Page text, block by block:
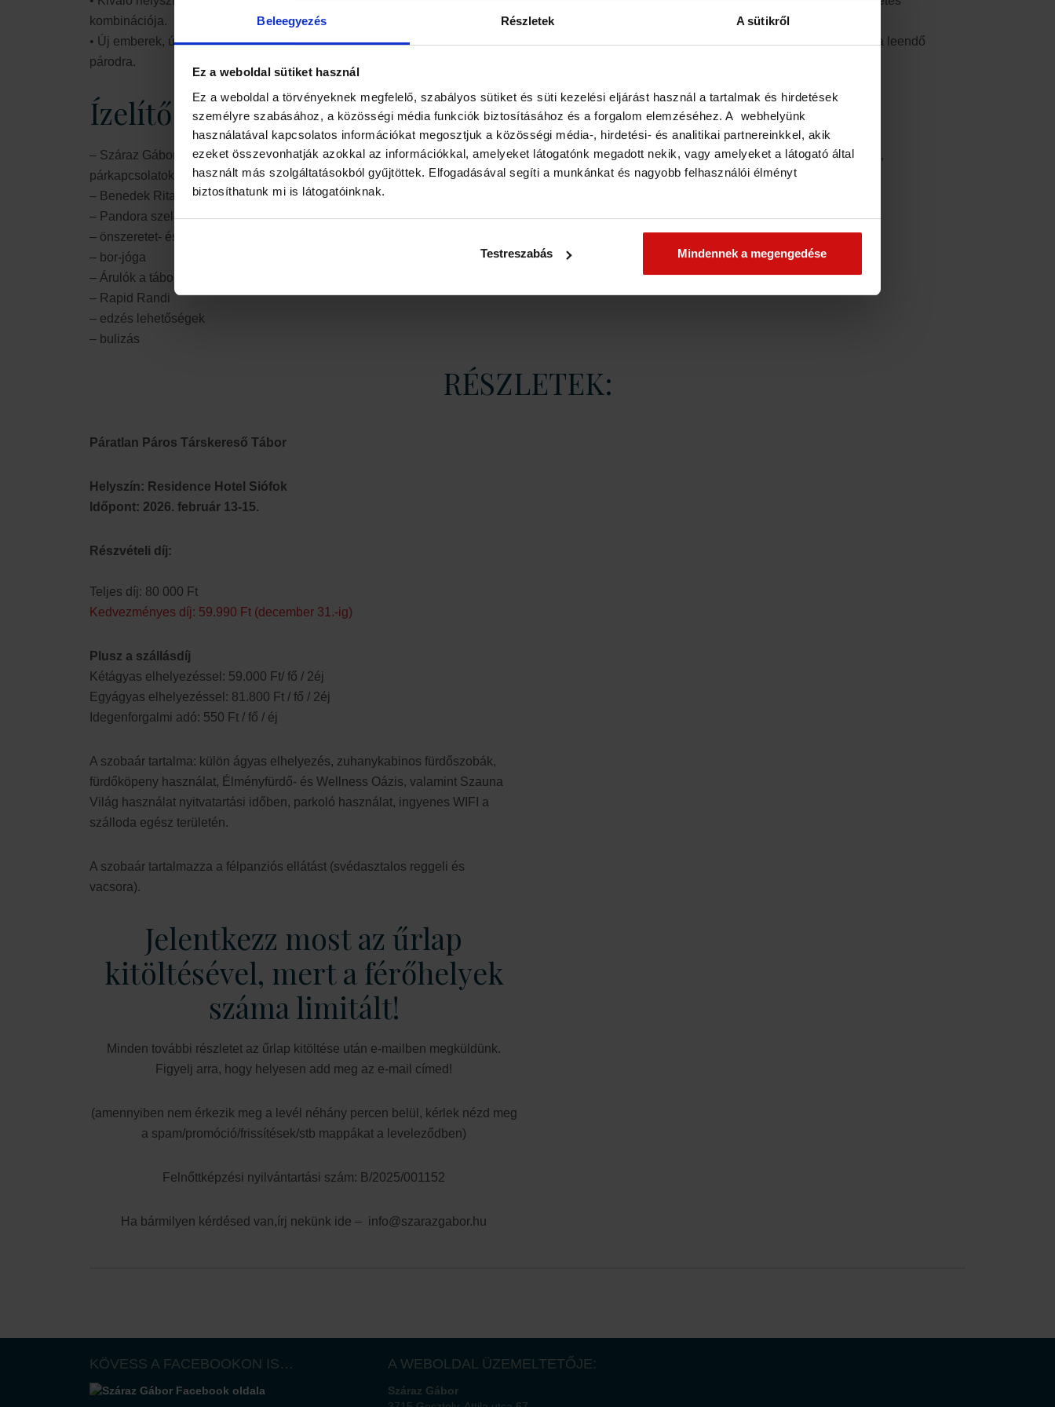
Beleegyezés Részletek A sütikről
Ez a weboldal sütiket használ
Ez a weboldal a törvényeknek megfelelő, szabályos sütiket és süti kezelési eljárást használ a tartalmak és hirdetések
személyre szabásához, a közösségi média funkciók biztosításához és a forgalom elemzéséhez. A webhelyünk
használatával kapcsolatos információkat megosztjuk a közösségi média-, hirdetési- és analitikai partnereinkkel, akik
ezeket összevonhatják azokkal az információkkal, amelyeket látogatónk megadott nekik, vagy amelyeket a látogató által
használt más szolgáltatásokból gyűjtöttek. Elfogadásával segíti a munkánkat és nagyobb felhasználói élményt
biztosíthatunk mi is látogatóinknak.
Testreszabás Mindennek a megengedése
kombinációja.
• Új emberek, új kapcsolatok: Különböző programok segítenek abban, hogy könnyedén, természetes módon találj rá új ismerősökre vagy akár a leendő
párodra.
Ízelítő a programokból:
– Száraz Gábor Párválasztási és Párkapcsolati Tanácsadó több workshoppal készül Nektek az alábbi témakörökben: társkeresés online/offline,
párkapcsolatok
– Benedek Rita intimmediátor segít feltérképezni az erotikus személyiség típusotokat, valamint tantrikus meditációt is fog tartani
– Pandora szelencéje (önismereti traccsparti)
– önszeretet- és elengedés meditáció
– bor-jóga
– Árulók a táborban (nyomozós játék)
– Rapid Randi
– edzés lehetőségek
– bulizás
RÉSZLETEK:
Páratlan Páros Társkereső Tábor
Helyszín: Residence Hotel Siófok
Időpont: 2026. február 13-15.
Részvételi díj:
Teljes díj: 80 000 Ft
Kedvezményes díj: 59.990 Ft (december 31.-ig)
Plusz a szállásdíj
Kétágyas elhelyezéssel: 59.000 Ft/ fő / 2éj
Egyágyas elhelyezéssel: 81.800 Ft / fő / 2éj
Idegenforgalmi adó: 550 Ft / fő / éj
A szobaár tartalma: külön ágyas elhelyezés, zuhanykabinos fürdőszobák,
fürdőköpeny használat, Élményfürdő- és Wellness Oázis, valamint Szauna
Világ használat nyitvatartási időben, parkoló használat, ingyenes WIFI a
szálloda egész területén.
A szobaár tartalmazza a félpanziós ellátást (svédasztalos reggeli és
vacsora).
Jelentkezz most az űrlap
kitöltésével, mert a férőhelyek
száma limitált!
Minden további részletet az űrlap kitöltése után e-mailben megküldünk.
Figyelj arra, hogy helyesen add meg az e-mail címed!
(amennyiben nem érkezik meg a levél néhány percen belül, kérlek nézd meg
a spam/promóció/frissítések/stb mappákat a leveleződben)
Felnőttképzési nyilvántartási szám: B/2025/001152
Ha bármilyen kérdésed van,írj nekünk ide – info@szarazgabor.hu
KÖVESS A FACEBOOKON IS… A WEBOLDAL ÜZEMELTETŐJE:
Száraz Gábor